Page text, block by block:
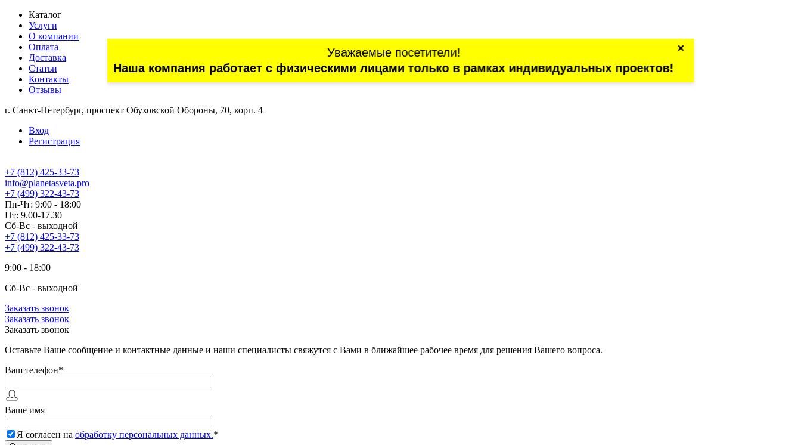
Каталог
Услуги
О компании
Оплата
Доставка
Статьи
Контакты
Отзывы
г. Санкт-Петербург, проспект Обуховской Обороны, 70, корп. 4
Вход
Регистрация
+7 (812) 425-33-73
Уважаемые посетители!
Наша компания работает с физическими лицами только в рамках индивидуальных проектов!
×
info@planetasveta.pro
+7 (499) 322-43-73
Пн-Чт: 9:00 - 18:00
Пт: 9.00-17.30
Сб-Вс - выходной
+7 (812) 425-33-73
+7 (499) 322-43-73
9:00 - 18:00
Сб-Вс - выходной
Заказать звонок
Заказать звонок
Заказать звонок
Оставьте Ваше сообщение и контактные данные и наши специалисты свяжутся с Вами в ближайшее рабочее время для решения Вашего вопроса.
Ваш телефон*
Ваше имя
Я согласен на обработку персональных данных.*